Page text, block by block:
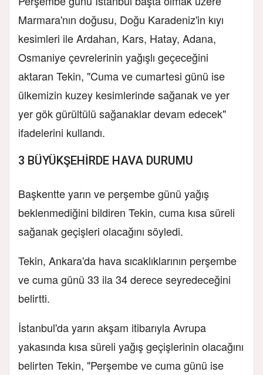
Marmara'nın doğusu, Doğu Karadeniz'in kıyı
kesimleri ile Ardahan, Kars, Hatay, Adana,
Osmaniye çevrelerinin yağışlı geçeceğini
aktaran Tekin, "Cuma ve cumartesi günü ise
ülkemizin kuzey kesimlerinde sağanak ve yer
yer gök gürültülü sağanaklar devam edecek"
ifadelerini kullandı.
3 BÜYÜKŞEHİRDE HAVA DURUMU
Başkentte yarın ve perşembe günü yağış
beklenmediğini bildiren Tekin, cuma kısa süreli
sağanak geçişleri olacağını söyledi.
Tekin, Ankara'da hava sıcaklıklarının perşembe
ve cuma günü 33 ila 34 derece seyredeceğini
belirtti.
İstanbul'da yarın akşam itibarıyla Avrupa
yakasında kısa süreli yağış geçişlerinin olacağını
belirten Tekin, "Perşembe ve cuma günü ise